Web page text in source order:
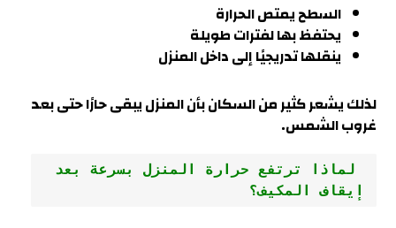
السطح يمتص الحرارة
يحتفظ بها لفترات طويلة
ينقلها تدريجيًا إلى داخل المنزل
لذلك يشعر كثير من السكان بأن المنزل يبقى حارًا حتى بعد
غروب الشمس.
إيقاف المكيف؟